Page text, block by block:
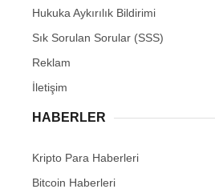
Hukuka Aykırılık Bildirimi
Sık Sorulan Sorular (SSS)
Reklam
İletişim
HABERLER
Kripto Para Haberleri
Bitcoin Haberleri